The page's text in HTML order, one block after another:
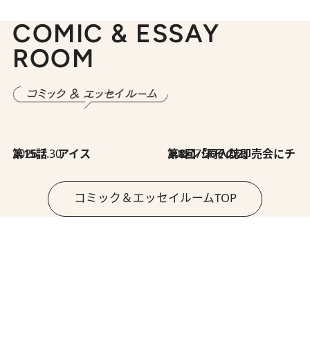
COMIC & ESSAY
ROOM
2026.7.30
第15話 アイス 2026.7.30
第8回「同人誌即売会にチャレンジ その2」
コミック＆エッセイルームTOP